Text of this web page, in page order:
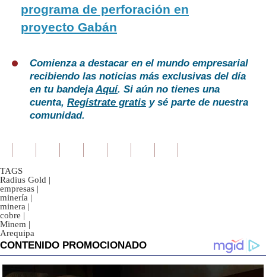
programa de perforación en
proyecto Gabán
Comienza a destacar en el mundo empresarial
recibiendo las noticias más exclusivas del día
en tu bandejaAquí. Si aún no tienes una
cuenta, Regístrate gratis y sé parte de nuestra
comunidad.
TAGS
Radius Gold |
empresas |
minería |
minera |
cobre |
Minem |
Arequipa